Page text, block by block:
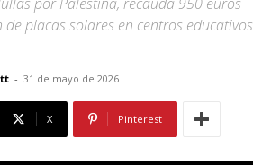
placas solares en centros educativos
- 31 de mayo de 2026
X Pinterest